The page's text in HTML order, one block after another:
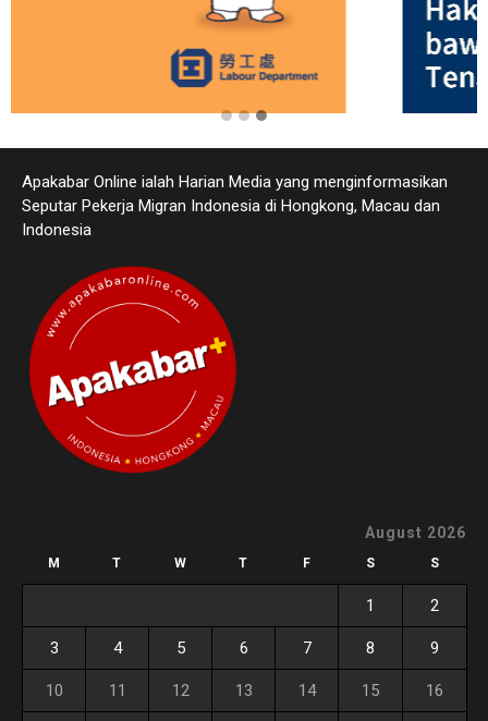
Apakabar Online ialah Harian Media yang menginformasikan
Seputar Pekerja Migran Indonesia di Hongkong, Macau dan
Indonesia
August 2026
M T W T F S S
1 2
3 4 5 6 7 8 9
10 11 12 13 14 15 16